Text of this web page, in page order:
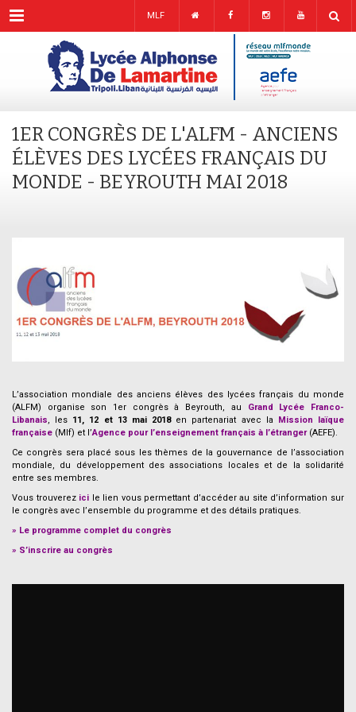
Menu MLF
1ER CONGRÈS DE L'ALFM - ANCIENS
ÉLÈVES DES LYCÉES FRANÇAIS DU
MONDE - BEYROUTH MAI 2018
L’association mondiale des anciens élèves des lycées français du monde
(ALFM) organise son 1er congrès à Beyrouth, au
Grand Lycée Franco-
Libanais, les 11, 12 et 13 mai 2018 en partenariat avec la Mission laïque
française (Mlf) et l’Agence pour l’enseignement français à l’étranger (AEFE).
Ce congrès sera placé sous les thèmes de la gouvernance de l’association
mondiale, du développement des associations locales et de la solidarité
entre ses membres.
Vous trouverez ici le lien vous permettant d’accéder au site d’information sur
le congrès avec l’ensemble du programme et des détails pratiques.
» Le programme complet du congrès
» S’inscrire au congrès